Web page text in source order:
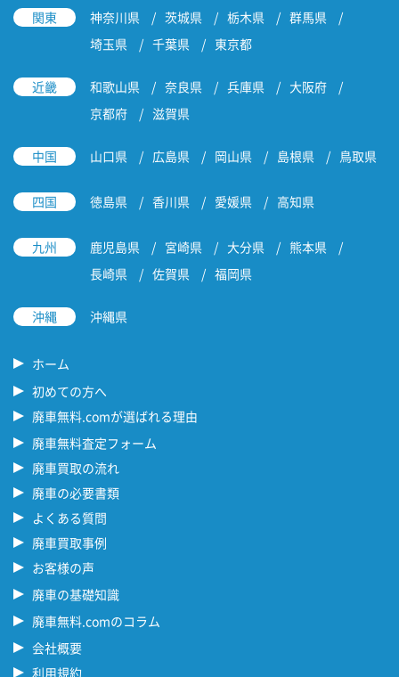
関東 神奈川県 茨城県 栃木県
群馬県
埼玉県
千葉県 東京都
近畿 和歌山県 奈良県 兵庫県
大阪府
京都府
滋賀県
中国 山口県 広島県 岡山県 島根県 鳥取県
四国 徳島県 香川県 愛媛県 高知県
九州 鹿児島県 宮崎県 大分県
熊本県
長崎県
佐賀県 福岡県
沖縄 沖縄県
ホーム
初めての方へ
廃車無料.comが選ばれる理由
廃車無料査定フォーム
廃車買取の流れ
廃車の必要書類
よくある質問
廃車買取事例
お客様の声
廃車の基礎知識
廃車無料.comのコラム
会社概要
利用規約